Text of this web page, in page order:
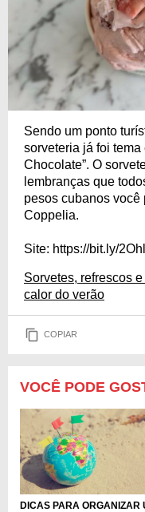
Sendo um ponto
sorveteria já foi tema
Chocolate”. O
lembranças que
pesos cubanos você
Coppelia.
Site: https://bit.ly/
Sorvetes, refrescos
calor do verão
COPIAR
VOCÊ PODE
DICAS PARA ORGANIZAR